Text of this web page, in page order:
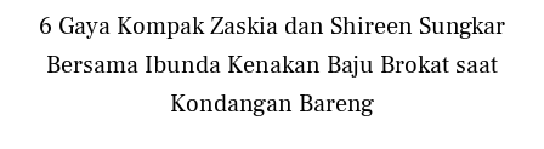
6 Gaya Kompak Zaskia dan Shireen Sungkar
Bersama Ibunda Kenakan Baju Brokat saat
Kondangan Bareng